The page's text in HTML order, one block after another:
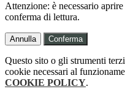
Attenzione: è necessario
conferma di lettura.
Annulla Conferma
Questo sito o gli strumenti
cookie necessari al
COOKIE POLICY.